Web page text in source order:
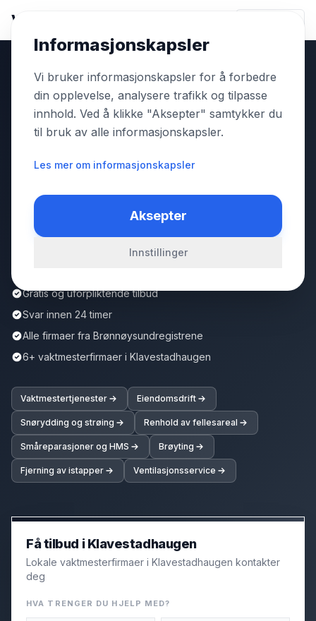
Informasjonskapsler
Vi bruker informasjonskapsler for å forbedre
din opplevelse, analysere trafikk og tilpasse
innhold. Ved å klikke "Aksepter" samtykker du
til bruk av alle informasjonskapsler.
Les mer om informasjonskapsler
Aksepter
Innstillinger
Vaktmesterplassen
vaktmester Klavestadhaugen
ØSTLANDET
Klavestadhaugen
6 vaktmesterfirmaer registrert i Klavestadhaugen.
Få gratis, uforpliktende tilbud og svar innen 24
Gratis og uforpliktende tilbud
Svar innen 24 timer
Alle firmaer fra Brønnøysundregistrene
6+ vaktmesterfirmaer i Klavestadhaugen
Vaktmestertjenester Eiendomsdrift
Snørydding og strøing Renhold av fellesareal
Småreparasjoner og HMS Brøyting
Fjerning av istapper Ventilasjonsservice
Få tilbud i Klavestadhaugen
Lokale vaktmesterfirmaer i Klavestadhaugen kontakter
deg
HVA TRENGER DU HJELP MED?